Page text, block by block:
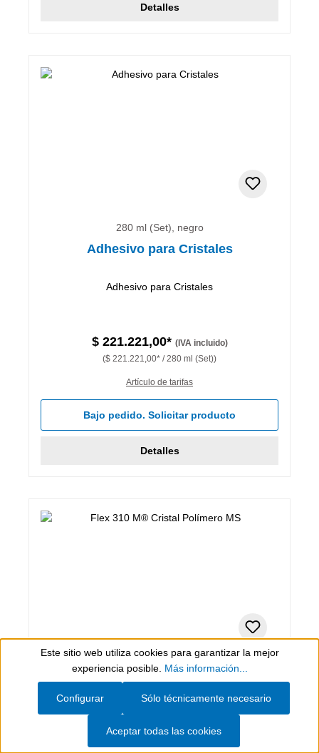
Detalles
280 ml (Set), negro
Adhesivo para Cristales
Adhesivo para Cristales
$ 221.221,00* (IVA incluido)
($ 221.221,00* / 280 ml (Set))
Artículo de tarifas
Bajo pedido. Solicitar producto
Detalles
280 ml (Green Tube), Transparente
Flex 310 M® Cristal Polímero MS
Flex 310 M® Cristal Polímero MS
Show toolbar
Este sitio web utiliza cookies para garantizar la mejor
experiencia posible. Más información...
Sólo técnicamente necesario
Configurar
Aceptar todas las cookies